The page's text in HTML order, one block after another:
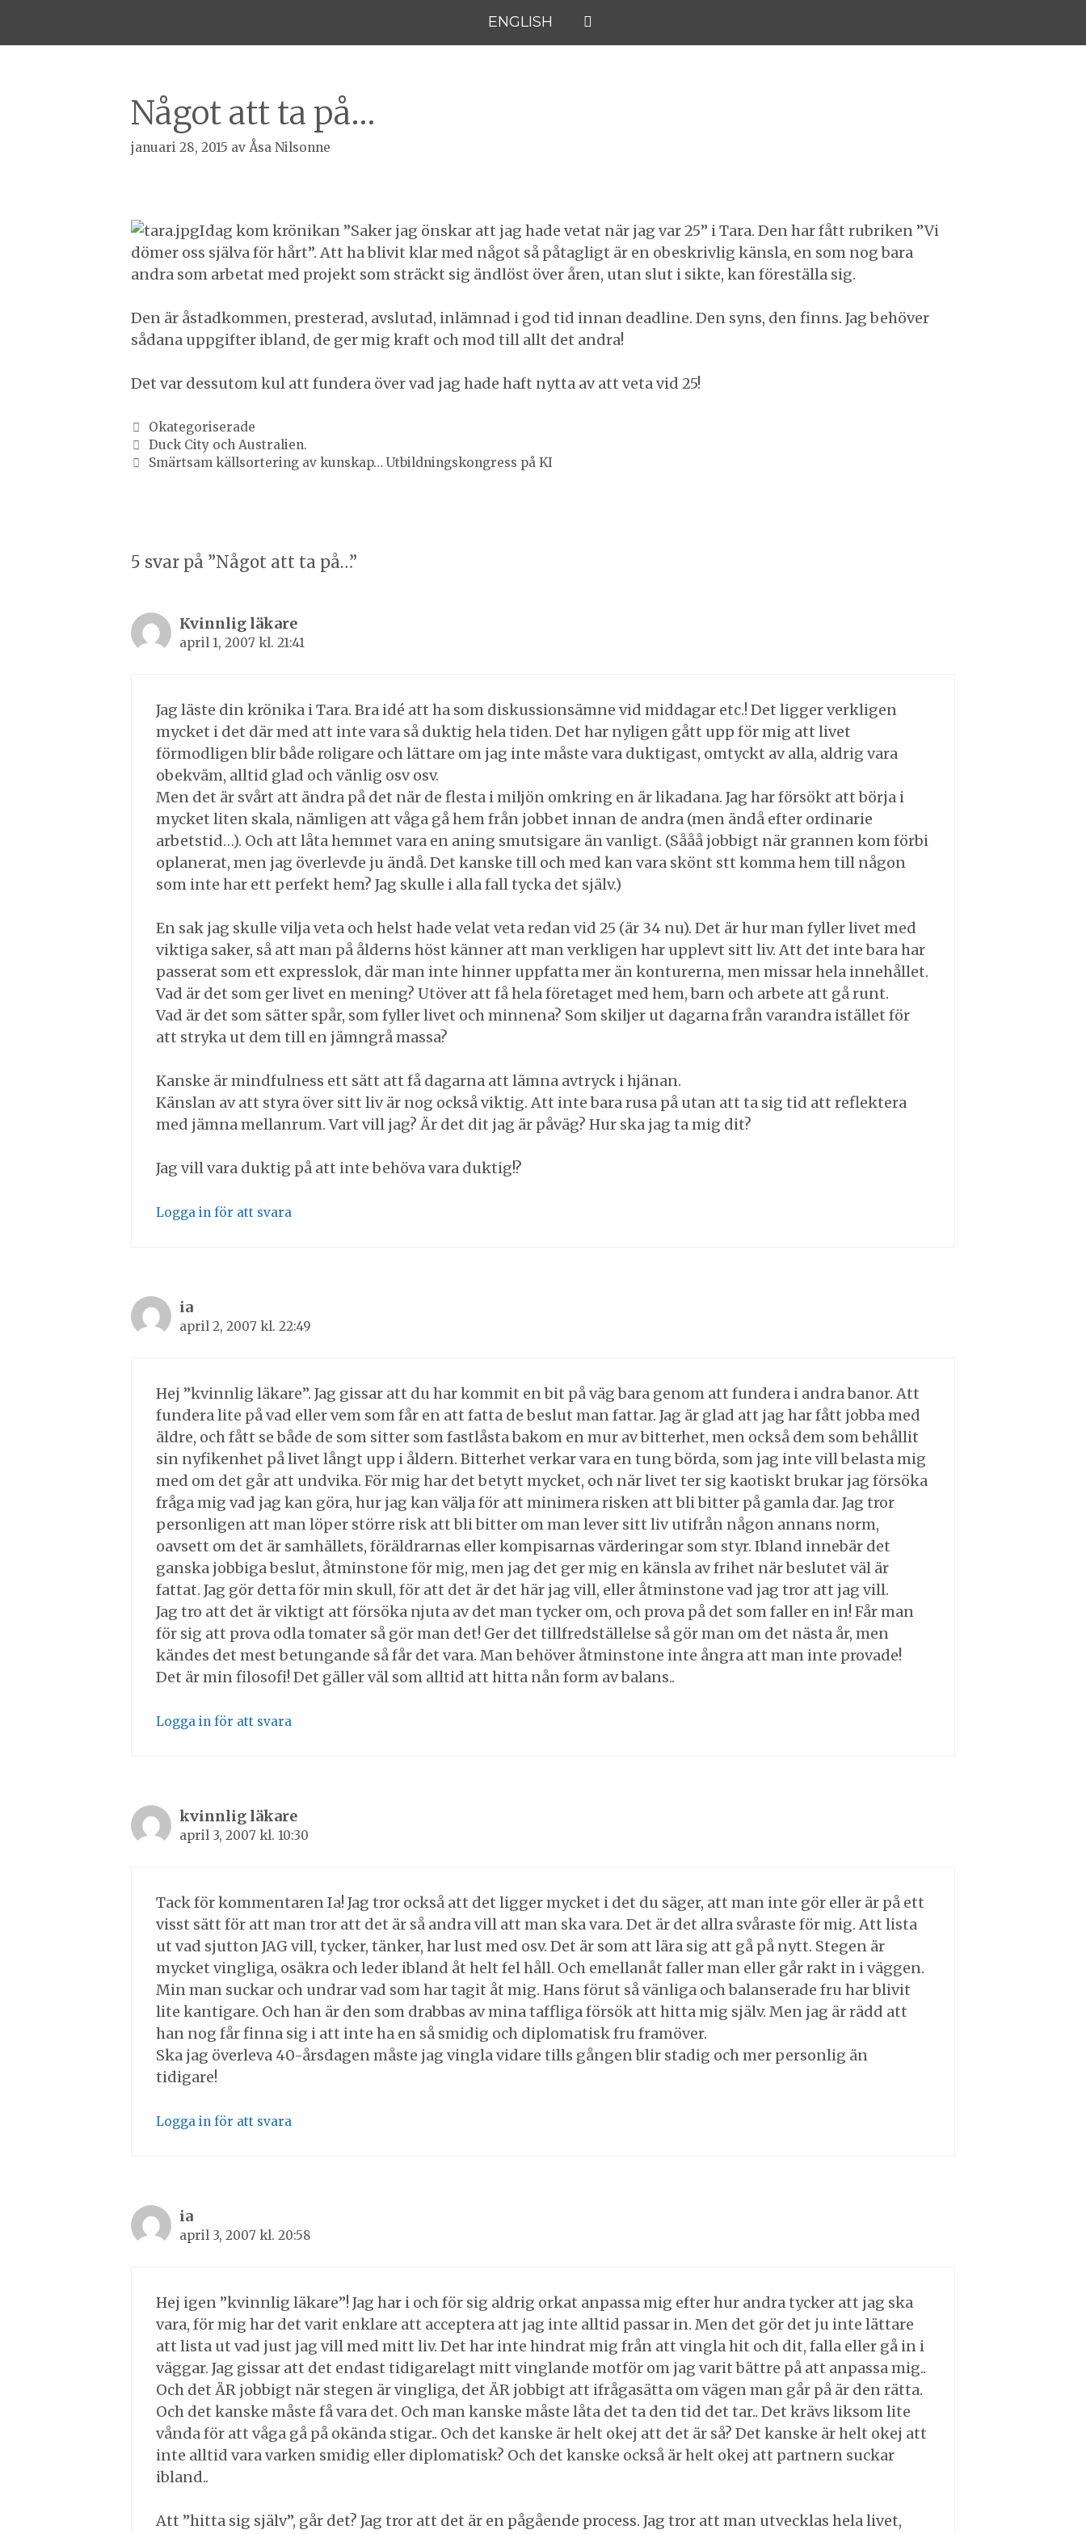
ENGLISH
Något att ta på…
januari 28, 2015 av Åsa Nilsonne
Idag kom krönikan ”Saker jag önskar att jag hade vetat när jag var 25” i Tara. Den har fått rubriken ”Vi
dömer oss själva för hårt”. Att ha blivit klar med något så påtagligt är en obeskrivlig känsla, en som nog bara
andra som arbetat med projekt som sträckt sig ändlöst över åren, utan slut i sikte, kan föreställa sig.
Den är åstadkommen, presterad, avslutad, inlämnad i god tid innan deadline. Den syns, den finns. Jag behöver
sådana uppgifter ibland, de ger mig kraft och mod till allt det andra!
Det var dessutom kul att fundera över vad jag hade haft nytta av att veta vid 25!
Kategorier
Okategoriserade
Inläggsnavigering
Duck City och Australien.
Smärtsam källsortering av kunskap… Utbildningskongress på KI
5 svar på ”Något att ta på…”
Kvinnlig läkare
april 1, 2007 kl. 21:41
Jag läste din krönika i Tara. Bra idé att ha som diskussionsämne vid middagar etc.! Det ligger verkligen
mycket i det där med att inte vara så duktig hela tiden. Det har nyligen gått upp för mig att livet
förmodligen blir både roligare och lättare om jag inte måste vara duktigast, omtyckt av alla, aldrig vara
obekväm, alltid glad och vänlig osv osv.
Men det är svårt att ändra på det när de flesta i miljön omkring en är likadana. Jag har försökt att börja i
mycket liten skala, nämligen att våga gå hem från jobbet innan de andra (men ändå efter ordinarie
arbetstid…). Och att låta hemmet vara en aning smutsigare än vanligt. (Sååå jobbigt när grannen kom förbi
oplanerat, men jag överlevde ju ändå. Det kanske till och med kan vara skönt stt komma hem till någon
som inte har ett perfekt hem? Jag skulle i alla fall tycka det själv.)
En sak jag skulle vilja veta och helst hade velat veta redan vid 25 (är 34 nu). Det är hur man fyller livet med
viktiga saker, så att man på ålderns höst känner att man verkligen har upplevt sitt liv. Att det inte bara har
passerat som ett expresslok, där man inte hinner uppfatta mer än konturerna, men missar hela innehållet.
Vad är det som ger livet en mening? Utöver att få hela företaget med hem, barn och arbete att gå runt.
Vad är det som sätter spår, som fyller livet och minnena? Som skiljer ut dagarna från varandra istället för
att stryka ut dem till en jämngrå massa?
Kanske är mindfulness ett sätt att få dagarna att lämna avtryck i hjänan.
Känslan av att styra över sitt liv är nog också viktig. Att inte bara rusa på utan att ta sig tid att reflektera
med jämna mellanrum. Vart vill jag? Är det dit jag är påväg? Hur ska jag ta mig dit?
Jag vill vara duktig på att inte behöva vara duktig!?
Logga in för att svara
ia
april 2, 2007 kl. 22:49
Hej ”kvinnlig läkare”. Jag gissar att du har kommit en bit på väg bara genom att fundera i andra banor. Att
fundera lite på vad eller vem som får en att fatta de beslut man fattar. Jag är glad att jag har fått jobba med
äldre, och fått se både de som sitter som fastlåsta bakom en mur av bitterhet, men också dem som behållit
sin nyfikenhet på livet långt upp i åldern. Bitterhet verkar vara en tung börda, som jag inte vill belasta mig
med om det går att undvika. För mig har det betytt mycket, och när livet ter sig kaotiskt brukar jag försöka
fråga mig vad jag kan göra, hur jag kan välja för att minimera risken att bli bitter på gamla dar. Jag tror
personligen att man löper större risk att bli bitter om man lever sitt liv utifrån någon annans norm,
oavsett om det är samhällets, föräldrarnas eller kompisarnas värderingar som styr. Ibland innebär det
ganska jobbiga beslut, åtminstone för mig, men jag det ger mig en känsla av frihet när beslutet väl är
fattat. Jag gör detta för min skull, för att det är det här jag vill, eller åtminstone vad jag tror att jag vill.
Jag tro att det är viktigt att försöka njuta av det man tycker om, och prova på det som faller en in! Får man
för sig att prova odla tomater så gör man det! Ger det tillfredställelse så gör man om det nästa år, men
kändes det mest betungande så får det vara. Man behöver åtminstone inte ångra att man inte provade!
Det är min filosofi! Det gäller väl som alltid att hitta nån form av balans..
Logga in för att svara
kvinnlig läkare
april 3, 2007 kl. 10:30
Tack för kommentaren Ia! Jag tror också att det ligger mycket i det du säger, att man inte gör eller är på ett
visst sätt för att man tror att det är så andra vill att man ska vara. Det är det allra svåraste för mig. Att lista
ut vad sjutton JAG vill, tycker, tänker, har lust med osv. Det är som att lära sig att gå på nytt. Stegen är
mycket vingliga, osäkra och leder ibland åt helt fel håll. Och emellanåt faller man eller går rakt in i väggen.
Min man suckar och undrar vad som har tagit åt mig. Hans förut så vänliga och balanserade fru har blivit
lite kantigare. Och han är den som drabbas av mina taffliga försök att hitta mig själv. Men jag är rädd att
han nog får finna sig i att inte ha en så smidig och diplomatisk fru framöver.
Ska jag överleva 40-årsdagen måste jag vingla vidare tills gången blir stadig och mer personlig än
tidigare!
Logga in för att svara
ia
april 3, 2007 kl. 20:58
Hej igen ”kvinnlig läkare”! Jag har i och för sig aldrig orkat anpassa mig efter hur andra tycker att jag ska
vara, för mig har det varit enklare att acceptera att jag inte alltid passar in. Men det gör det ju inte lättare
att lista ut vad just jag vill med mitt liv. Det har inte hindrat mig från att vingla hit och dit, falla eller gå in i
väggar. Jag gissar att det endast tidigarelagt mitt vinglande motför om jag varit bättre på att anpassa mig..
Och det ÄR jobbigt när stegen är vingliga, det ÄR jobbigt att ifrågasätta om vägen man går på är den rätta.
Och det kanske måste få vara det. Och man kanske måste låta det ta den tid det tar.. Det krävs liksom lite
vånda för att våga gå på okända stigar.. Och det kanske är helt okej att det är så? Det kanske är helt okej att
inte alltid vara varken smidig eller diplomatisk? Och det kanske också är helt okej att partnern suckar
ibland..
Att ”hitta sig själv”, går det? Jag tror att det är en pågående process. Jag tror att man utvecklas hela livet,